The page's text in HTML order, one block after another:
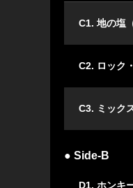
C1. 地の塩
C2. ロック
C3. ミック
● Side-B
D1. ホンキ